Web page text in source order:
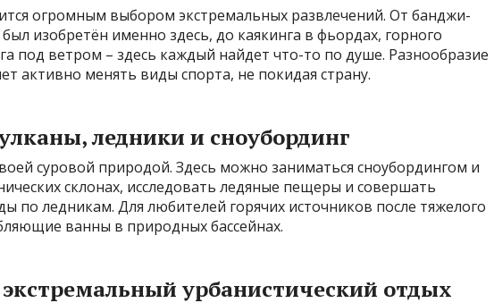
огромным выбором экстремальных развлечений. От банджи-
изобретён именно здесь, до каякинга в фьордах, горного
под ветром – здесь каждый найдет что-то по душе. Разнообразие
активно менять виды спорта, не покидая страну.
ледники и сноубординг
суровой природой. Здесь можно заниматься сноубордингом и
склонах, исследовать ледяные пещеры и совершать
по ледникам. Для любителей горячих источников после тяжелого
ванны в природных бассейнах.
урбанистический отдых